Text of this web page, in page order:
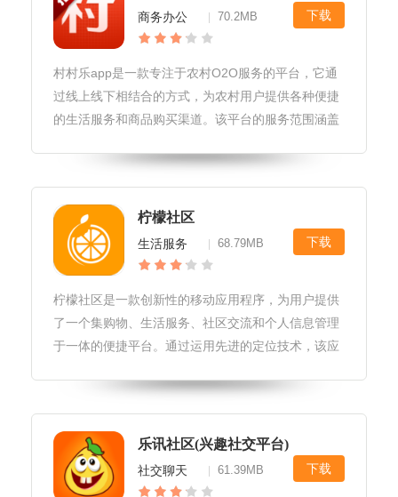
以便更好地了解游戏和参与其中。互动社区功能：提
供了论坛、帖子、评论等多种
商务办公 70.2MB 下载
村村乐app是一款专注于农村O2O服务的平台，它通
过线上线下相结合的方式，为农村用户提供各种便捷
的生活服务和商品购买渠道。该平台的服务范围涵盖
在帮助农民增加收入，提高生活品质。感兴趣的小伙
伴快来95408下载吧。
柠檬社区
生活服务 68.79MB 下载
柠檬社区是一款创新性的移动应用程序，为用户提供
了一个集购物、生活服务、社区交流和个人信息管理
于一体的便捷平台。通过运用先进的定位技术，该应
加盟店信息，方便他们在购物时做出更明智的选择。
有需要的用户快来95408下载软件使用吧！柠檬社区
功能社区：邻里圈交流;个人中心：查看订单、购物车
信息，管理收藏商品等;消息中心：接收系统通知、商
家活动推送等。柠檬社区亮
乐讯社区(兴趣社交平台)
社交聊天 61.39MB 下载